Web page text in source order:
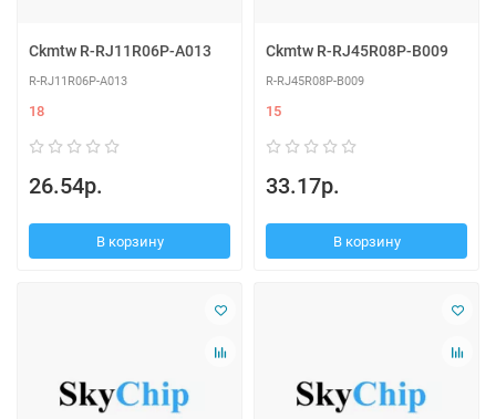
Ckmtw R-RJ11R06P-A013
R-RJ11R06P-A013
18
26.54р.
В корзину
Ckmtw R-RJ45R08P-B009
R-RJ45R08P-B009
15
33.17р.
В корзину